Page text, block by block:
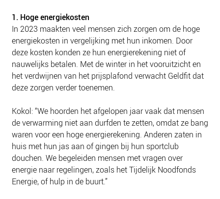
1. Hoge energiekosten
In 2023 maakten veel mensen zich zorgen om de hoge
energiekosten in vergelijking met hun inkomen. Door
deze kosten konden ze hun energierekening niet of
nauwelijks betalen. Met de winter in het vooruitzicht en
het verdwijnen van het prijsplafond verwacht Geldfit dat
deze zorgen verder toenemen.
Kokol: “We hoorden het afgelopen jaar vaak dat mensen
de verwarming niet aan durfden te zetten, omdat ze bang
waren voor een hoge energierekening. Anderen zaten in
huis met hun jas aan of gingen bij hun sportclub
douchen. We begeleiden mensen met vragen over
energie naar regelingen, zoals het Tijdelijk Noodfonds
Energie, of hulp in de buurt.”